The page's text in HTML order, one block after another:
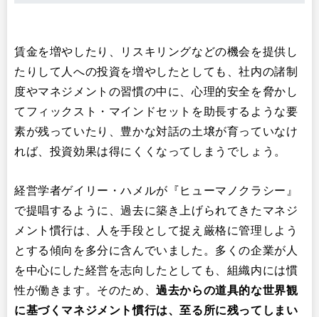
賃金を増やしたり、リスキリングなどの機会を提供し
たりして人への投資を増やしたとしても、社内の諸制
度やマネジメントの習慣の中に、心理的安全を脅かし
てフィックスト・マインドセットを助長するような要
素が残っていたり、豊かな対話の土壌が育っていなけ
れば、投資効果は得にくくなってしまうでしょう。
経営学者ゲイリー・ハメルが『ヒューマノクラシー』
で提唱するように、過去に築き上げられてきたマネジ
メント慣行は、人を手段として捉え厳格に管理しよう
とする傾向を多分に含んでいました。多くの企業が人
を中心にした経営を志向したとしても、組織内には慣
性が働きます。そのため、過去からの道具的な世界観
に基づくマネジメント慣行は、至る所に残ってしまい